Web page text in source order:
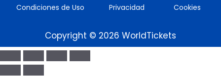
Condiciones de Uso Privacidad Cookies
Copyright © 2026 WorldTickets